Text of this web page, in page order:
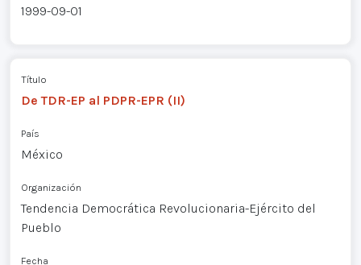
1999-09-01
Título
De TDR-EP al PDPR-EPR (II)
País
México
Organización
Tendencia Democrática Revolucionaria-Ejército del
Pueblo
Fecha